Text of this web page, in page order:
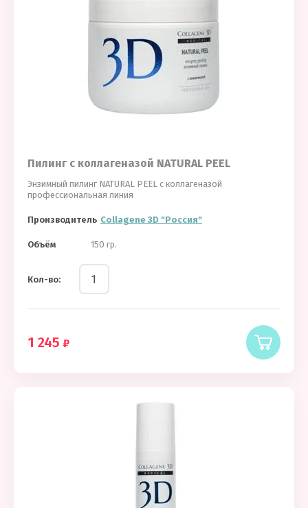
Пилинг с коллагеназой NATURAL PEEL
Энзимный пилинг NATURAL PEEL с коллагеназой
профессиональная линия
Производитель Collagene 3D "Россия"
Объём 150 гр.
Кол-во:
1 245